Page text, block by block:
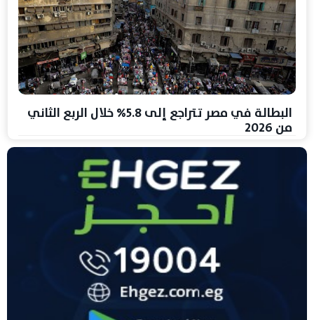
البطالة في مصر تتراجع إلى 5.8% خلال الربع الثاني
من 2026